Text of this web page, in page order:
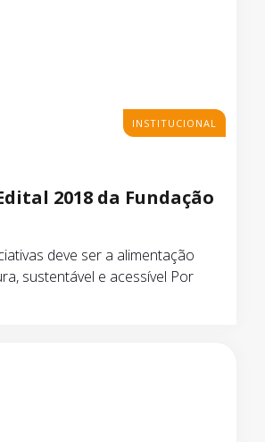
INSTITUCIONAL
2018 da Fundação
deve ser a alimentação
sustentável e acessível Por